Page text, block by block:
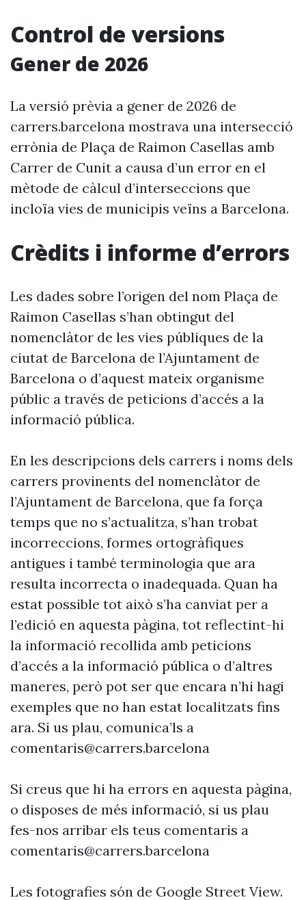
Control de versions
Gener de 2026
La versió prèvia a gener de 2026 de
carrers.barcelona mostrava una intersecció
errònia de Plaça de Raimon Casellas amb
Carrer de Cunit a causa d’un error en el
mètode de càlcul d’interseccions que
incloïa vies de municipis veïns a Barcelona.
Crèdits i informe d’errors
Les dades sobre l’origen del nom Plaça de
Raimon Casellas s’han obtingut del
nomenclàtor de les vies públiques de la
ciutat de Barcelona de l’Ajuntament de
Barcelona o d’aquest mateix organisme
públic a través de peticions d’accés a la
informació pública.
En les descripcions dels carrers i noms dels
carrers provinents del nomenclàtor de
l’Ajuntament de Barcelona, que fa força
temps que no s’actualitza, s’han trobat
incorreccions, formes ortogràfiques
antigues i també terminologia que ara
resulta incorrecta o inadequada. Quan ha
estat possible tot això s’ha canviat per a
l’edició en aquesta pàgina, tot reflectint-hi
la informació recollida amb peticions
d’accés a la informació pública o d’altres
maneres, però pot ser que encara n’hi hagi
exemples que no han estat localitzats fins
ara. Si us plau, comunica’ls a
comentaris@carrers.barcelona
Si creus que hi ha errors en aquesta pàgina,
o disposes de més informació, si us plau
fes-nos arribar els teus comentaris a
comentaris@carrers.barcelona
Les fotografies són de Google Street View.